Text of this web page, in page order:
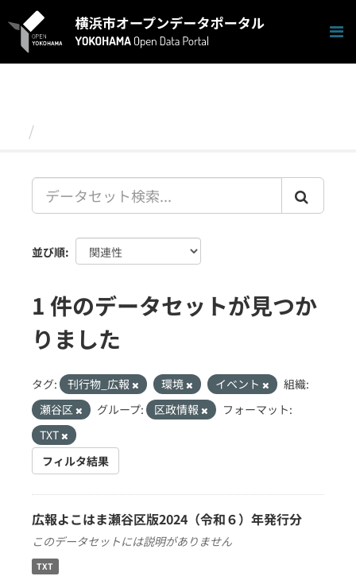
キ
並び順
1 件のデータセットが見つか
りました
タグ: 刊行物_広報 環境 イベント
組織:
瀬谷区
グループ: 区政情報
フォーマット:
TXT
フィルタ結果
広報よこはま瀬谷区版2024（令和６）年発行分
このデータセットには説明がありません
TXT